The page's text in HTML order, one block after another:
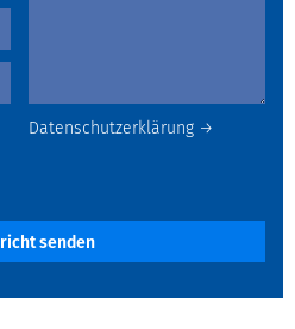
Datenschutzerklärung →
senden